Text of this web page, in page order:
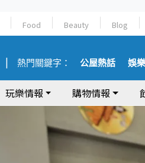
Food Beauty Blog
熱門關鍵字： 公屋熱話 娛
玩樂情報 購物情報